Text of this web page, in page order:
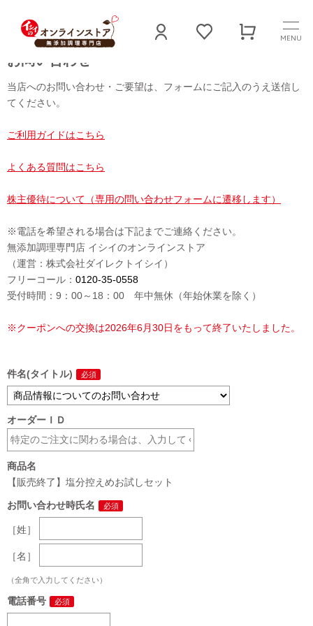
MENU
お問い合わせ
当店へのお問い合わせ・ご要望は、フォームにご記入のうえ送信し
てください。
ご利用ガイドはこちら
よくある質問はこちら
株主優待について（専用の問い合わせフォームに遷移します）
※電話を希望される場合は下記までご連絡ください。
無添加調理専門店 イシイのオンラインストア
（運営：株式会社ダイレクトイシイ）
フリーコール： 0120-35-0558
受付時間：9：00～18：00 年中無休（年始休業を除く）
※クーポンへの交換は2026年6月30日をもって終了いたしました。
件名(タイトル)
オーダーＩＤ
商品名
【販売終了】塩分控えめお試しセット
お問い合わせ時氏名
［姓］
［名］
（全角で入力してください）
電話番号